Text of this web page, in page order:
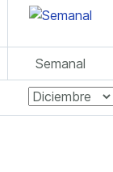
Semanal